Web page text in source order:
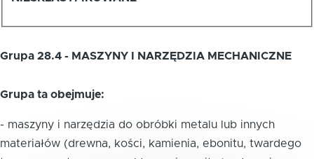
Grupa 28.4 - MASZYNY I NARZĘDZIA MECHANICZNE
Grupa ta obejmuje:
- maszyny i narzędzia do obróbki metalu lub innych
materiałów (drewna, kości, kamienia, ebonitu, twardego